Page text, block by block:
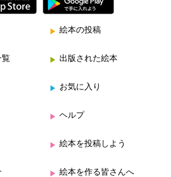
絵本の投稿
出版された絵本
お気に入り
ヘルプ
絵本を投稿しよう
絵本を作る皆さんへ